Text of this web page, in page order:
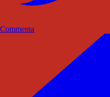
Commenta